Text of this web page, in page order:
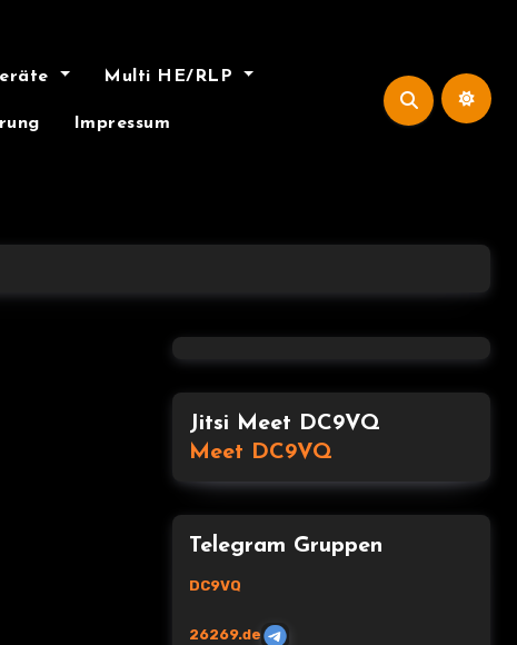
Multi HE/RLP
Impressum
Jitsi Meet DC9VQ
Meet DC9VQ
Telegram Gruppen
DC9VQ
26269.de